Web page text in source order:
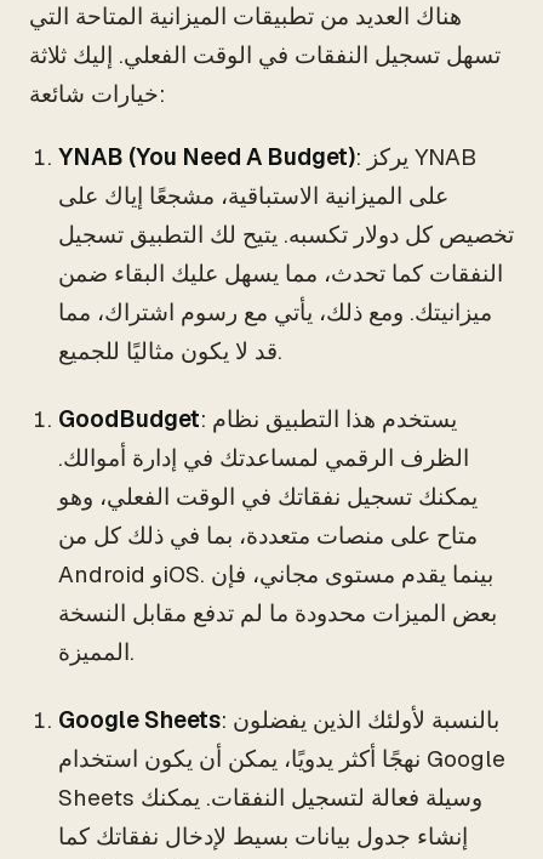
هناك العديد من تطبيقات الميزانية المتاحة التي
تسهل تسجيل النفقات في الوقت الفعلي. إليك ثلاثة
خيارات شائعة:
YNAB (You Need A Budget): يركز YNAB
على الميزانية الاستباقية، مشجعًا إياك على
تخصيص كل دولار تكسبه. يتيح لك التطبيق تسجيل
النفقات كما تحدث، مما يسهل عليك البقاء ضمن
ميزانيتك. ومع ذلك، يأتي مع رسوم اشتراك، مما
قد لا يكون مثاليًا للجميع.
GoodBudget: يستخدم هذا التطبيق نظام
الظرف الرقمي لمساعدتك في إدارة أموالك.
يمكنك تسجيل نفقاتك في الوقت الفعلي، وهو
متاح على منصات متعددة، بما في ذلك كل من
Android وiOS. بينما يقدم مستوى مجاني، فإن
بعض الميزات محدودة ما لم تدفع مقابل النسخة
المميزة.
Google Sheets: بالنسبة لأولئك الذين يفضلون
نهجًا أكثر يدويًا، يمكن أن يكون استخدام Google
Sheets وسيلة فعالة لتسجيل النفقات. يمكنك
إنشاء جدول بيانات بسيط لإدخال نفقاتك كما